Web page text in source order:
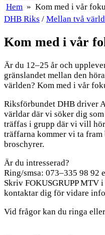
Hem » Kom med i vår
DHB Riks / Mellan två
Kom med i vår
Är du 12–25 år och
gränslandet mellan den
världen? Kom med i vår
Riksförbundet DHB driver
världar där vi söker dig
träffas i grupp där vi vill
träffarna kommer vi ta
broschyrer.
Är du intresserad?
Ring/smsa: 073–335 98 92
Skriv FOKUSGRUPP MTV
kontaktar dig för vidare
Vid frågor kan du ringa